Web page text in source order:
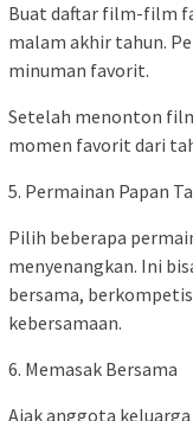
Buat daftar film-film
malam akhir tahun.
minuman favorit.
Setelah menonton
momen favorit dari
5. Permainan Papan
Pilih beberapa
menyenangkan. Ini
bersama,
kebersamaan.
6. Memasak Bersama
Ajak anggota